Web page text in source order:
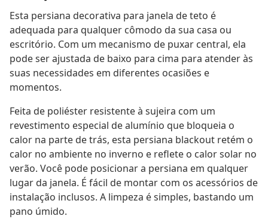
Esta persiana decorativa para janela de teto é
adequada para qualquer cômodo da sua casa ou
escritório. Com um mecanismo de puxar central, ela
pode ser ajustada de baixo para cima para atender às
suas necessidades em diferentes ocasiões e
momentos.
Feita de poliéster resistente à sujeira com um
revestimento especial de alumínio que bloqueia o
calor na parte de trás, esta persiana blackout retém o
calor no ambiente no inverno e reflete o calor solar no
verão. Você pode posicionar a persiana em qualquer
lugar da janela. É fácil de montar com os acessórios de
instalação inclusos. A limpeza é simples, bastando um
pano úmido.